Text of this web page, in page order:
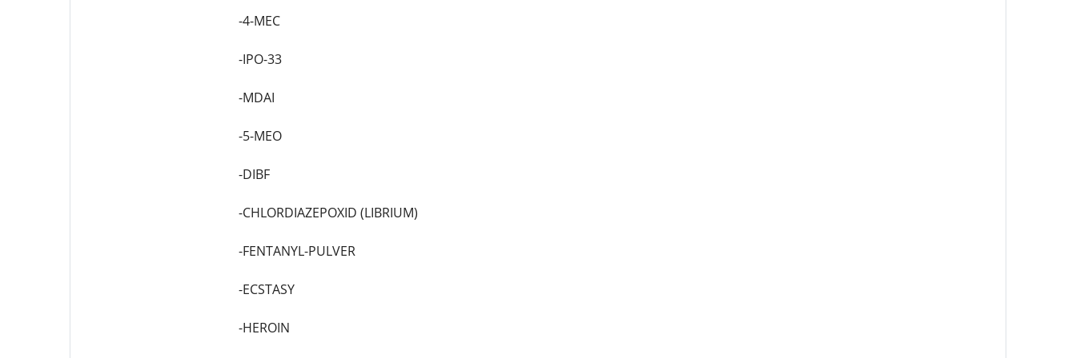
-4-MEC
-IPO-33
-MDAI
-5-MEO
-DIBF
-CHLORDIAZEPOXID (LIBRIUM)
-FENTANYL-PULVER
-ECSTASY
-HEROIN